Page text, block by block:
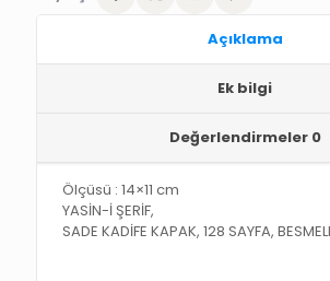
Açıklama
Ek bilgi
Değerlendirmeler 0
Ölçüsü : 14×11 cm
YASİN-İ ŞERİF,
SADE KADİFE KAPAK, 128 SAYFA,